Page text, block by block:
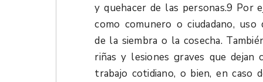
y quehacer de las personas.9 Por
como comunero o ciudadano,
de la siembra o la cosecha.
riñas y lesiones graves que dejan
trabajo cotidiano, o bien, en caso